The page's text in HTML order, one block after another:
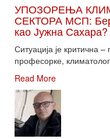
УПОЗОРЕЊА
СЕКТОРА МСП:
као Јужна Сахара?
Ситуација је критична –
професорке,
Read More